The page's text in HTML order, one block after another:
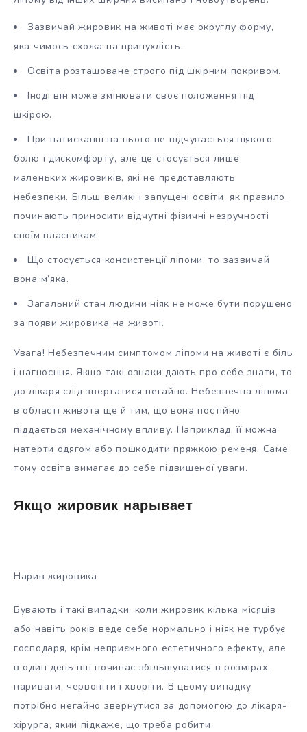
Зазвичай жировик на животі має округлу форму,
яка чимось схожа на припухлість.
Освіта розташоване строго під шкірним покривом.
Іноді він може змінювати своє положення під
шкірою.
При натисканні на нього не відчувається ніякого
болю і дискомфорту, але це стосується лише
маленьких жировиків, які не представляють
небезпеки. Більш великі і запущені освіти, як правило,
починають приносити відчутні фізичні незручності
своїм власникам.
Що стосується консистенції ліпоми, то зазвичай
вона м’яка.
Загальний стан людини ніяк не може бути порушено
за появи жировика на животі.
Увага! Небезпечним симптомом ліпоми на животі є біль
і нагноєння. Якщо такі ознаки дають про себе знати, то
до лікаря слід звертатися негайно. Небезпечна ліпома
в області живота ще й тим, що вона постійно
піддається механічному впливу. Наприклад, її можна
натерти одягом або пошкодити пряжкою ременя. Саме
тому освіта вимагає до себе підвищеної уваги.
Якщо жировик нарывает
Нарив жировика
Бувають і такі випадки, коли жировик кілька місяців
або навіть років веде себе нормально і ніяк не турбує
господаря, крім неприємного естетичного ефекту, але
в один день він починає збільшуватися в розмірах,
наривати, червоніти і хворіти. В цьому випадку
потрібно негайно звернутися за допомогою до лікаря-
хірурга, який підкаже, що треба робити.